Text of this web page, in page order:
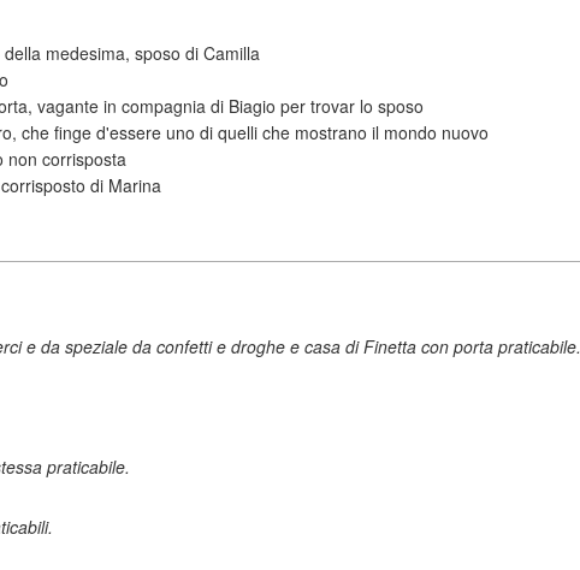
medesima, sposo di Camilla
vagante in compagnia di Biagio per trovar lo sposo
che finge d'essere uno di quelli che mostrano il mondo nuovo
non corrisposta
di Marina
e da speziale da confetti e droghe e casa di Finetta con porta praticabile.
praticabile.